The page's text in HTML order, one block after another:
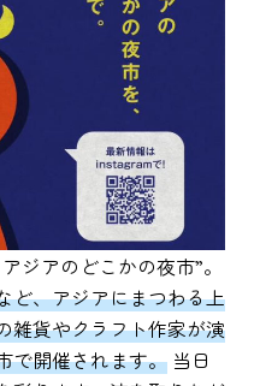
ジアのどこかの夜市”。
ど、アジアにまつわる上
雑貨やクラフト作家が演
で開催されます。 ︎当日